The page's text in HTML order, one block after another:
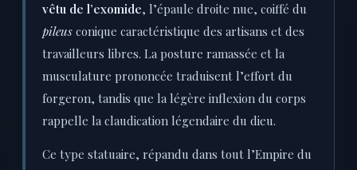
vêtu de l’exomide, l’épaule droite nue, coiffé du
pileus conique caractéristique des artisans et des
travailleurs libres. La posture ramassée et la
musculature prononcée traduisent l’effort du
forgeron, tandis que la légère inflexion du corps
rappelle la claudication légendaire du dieu.
Ce type statuaire, répandu dans tout l’Empire du